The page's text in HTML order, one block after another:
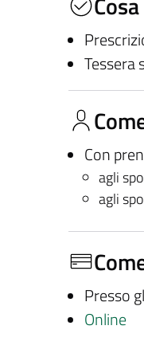
Tessera
Con
agli
agli
Presso
Online